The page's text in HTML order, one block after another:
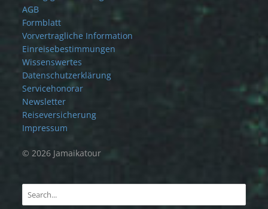
AGB
Formblatt
Vorvertragliche Information
Einreisebestimmungen
Wissenswertes
Datenschutzerklärung
Servicehonorar
Newsletter
Reiseversicherung
Impressum
© 2026 Jamaikatour